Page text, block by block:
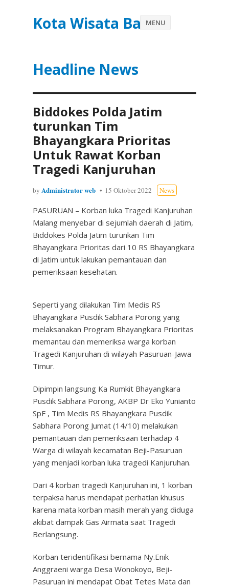
Kota Wisata Batu
Headline News
MENU
Biddokes Polda Jatim
turunkan Tim
Bhayangkara Prioritas
Untuk Rawat Korban
Tragedi Kanjuruhan
by Administrator web 15 Oktober 2022 News
PASURUAN – Korban luka Tragedi Kanjuruhan
Malang menyebar di sejumlah daerah di Jatim,
Biddokes Polda Jatim turunkan Tim
Bhayangkara Prioritas dari 10 RS Bhayangkara
di Jatim untuk lakukan pemantauan dan
pemeriksaan kesehatan.
Seperti yang dilakukan Tim Medis RS
Bhayangkara Pusdik Sabhara Porong yang
melaksanakan Program Bhayangkara Prioritas
memantau dan memeriksa warga korban
Tragedi Kanjuruhan di wilayah Pasuruan-Jawa
Timur.
Dipimpin langsung Ka Rumkit Bhayangkara
Pusdik Sabhara Porong, AKBP Dr Eko Yunianto
SpF , Tim Medis RS Bhayangkara Pusdik
Sabhara Porong Jumat (14/10) melakukan
pemantauan dan pemeriksaan terhadap 4
Warga di wilayah kecamatan Beji-Pasuruan
yang menjadi korban luka tragedi Kanjuruhan.
Dari 4 korban tragedi Kanjuruhan ini, 1 korban
terpaksa harus mendapat perhatian khusus
karena mata korban masih merah yang diduga
akibat dampak Gas Airmata saat Tragedi
Berlangsung.
Korban teridentifikasi bernama Ny.Enik
Anggraeni warga Desa Wonokoyo, Beji-
Pasuruan ini mendapat Obat Tetes Mata dan